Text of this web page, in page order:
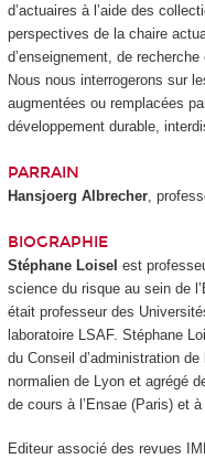
d’actuaires à l’aide des
perspectives de la chaire
d’enseignement, de
Nous nous interrogerons sur
augmentées ou remplacées
développement durable,
PARRAIN
Hansjoerg Albrecher,
BIOGRAPHIE
Stéphane Loisel est
science du risque au sein de
était professeur des
laboratoire LSAF. Stéphane
du Conseil d’administration
normalien de Lyon et agrégé
de cours à l’Ensae (Paris) et à
Editeur associé des revues